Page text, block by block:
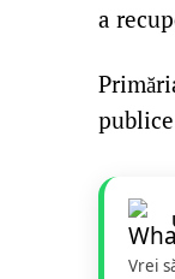
a
Vrei